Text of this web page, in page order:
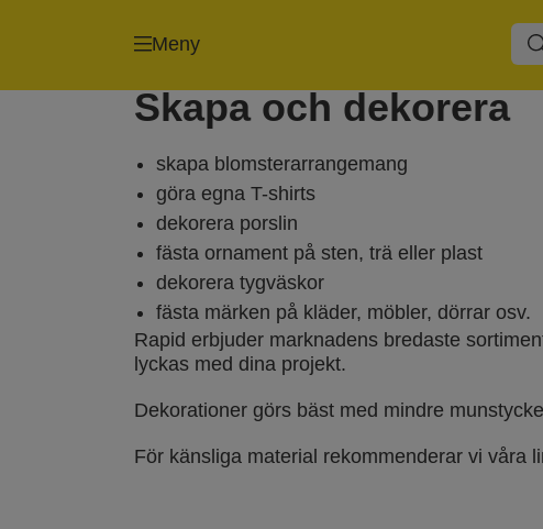
Meny
Skapa och dekorera
skapa blomsterarrangemang
göra egna T-shirts
dekorera porslin
fästa ornament på sten, trä eller plast
dekorera tygväskor
fästa märken på kläder, möbler, dörrar osv.
Rapid erbjuder marknadens bredaste
lyckas med dina projekt.
Dekorationer görs bäst med mindre
För känsliga material rekommenderar vi våra